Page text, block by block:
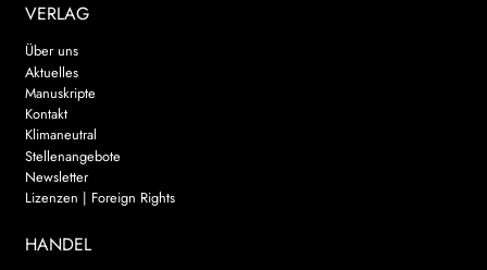
VERLAG
Über uns
Aktuelles
Manuskripte
Kontakt
Klimaneutral
Stellenangebote
Newsletter
Lizenzen | Foreign Rights
HANDEL